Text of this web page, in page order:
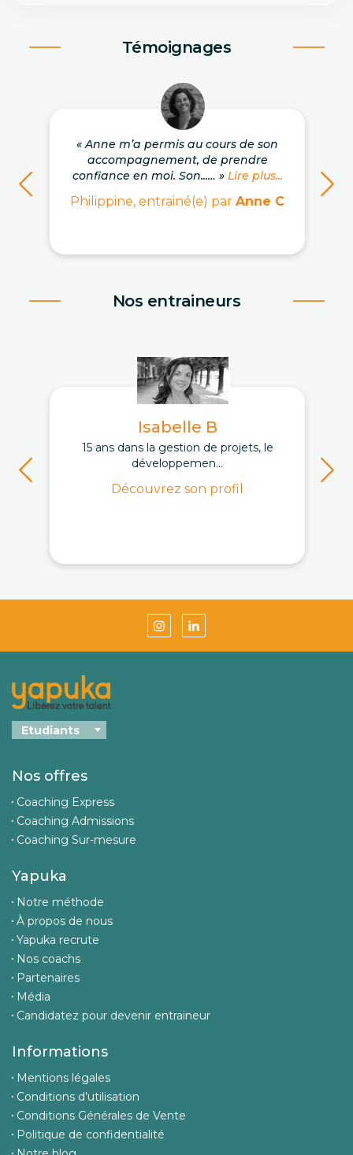
Témoignages
« Anne m’a permis au cours de son
accompagnement, de prendre
confiance en moi. Son...… » Lire plus...
Philippine, entrainé(e) par Anne C
Nos entraineurs
Isabelle B
15 ans dans la gestion de projets, le
développemen...
Découvrez son profil
Nos offres
Coaching Express
Coaching Admissions
Coaching Sur-mesure
Yapuka
Notre méthode
À propos de nous
Yapuka recrute
Nos coachs
Partenaires
Média
Candidatez pour devenir entraineur
Informations
Mentions légales
Conditions d’utilisation
Conditions Générales de Vente
Politique de confidentialité